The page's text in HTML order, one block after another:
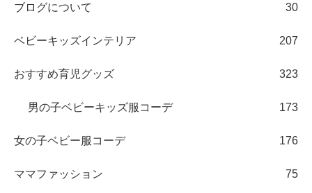
ブログについて 30
ベビーキッズインテリア 207
おすすめ育児グッズ 323
男の子ベビーキッズ服コーデ 173
女の子ベビー服コーデ 176
ママファッション 75